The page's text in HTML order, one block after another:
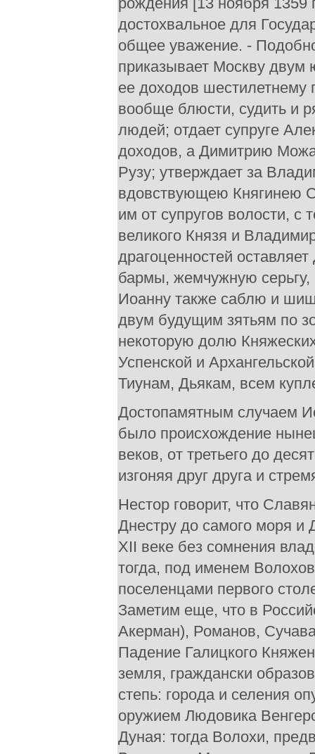
достохвальное для
общее уважение. -
приказывает Москву
ее доходов шестилетнему
вообще блюсти, судить и
людей; отдает супруге
доходов, а Димитрию
Рузу; утверждает за
вдовствующею Княгинею
им от супругов волости,
великого Князя и
драгоценностей
бармы, жемчужную
Иоанну также саблю и
двум будущим зятьям по
некоторую долю
Успенской и
Тиунам, Дьякам, всем
Достопамятным случаем
было происхождение
веков, от третьего до
изгоняя друг друга и
Нестор говорит, что
Днестру до самого моря и
XII веке без сомнения
тогда, под именем
поселенцами первого
Заметим еще, что в
Акерман), Романов,
Падение Галицкого
земля, граждански
степь: города и селения
оружием Людовика
Дуная: тогда Волохи,